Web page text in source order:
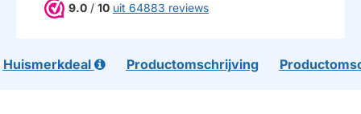
9.0 / 10 uit 64883 reviews
Huismerkdeal Productomschrijving